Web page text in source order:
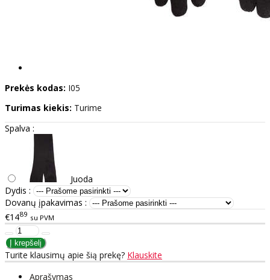
Prekės kodas: I05
Turimas kiekis: Turime
Spalva :
Juoda
Dydis :
Dovanų įpakavimas :
€1489 su PVM
Turite klausimų apie šią prekę? Klauskite
Aprašymas